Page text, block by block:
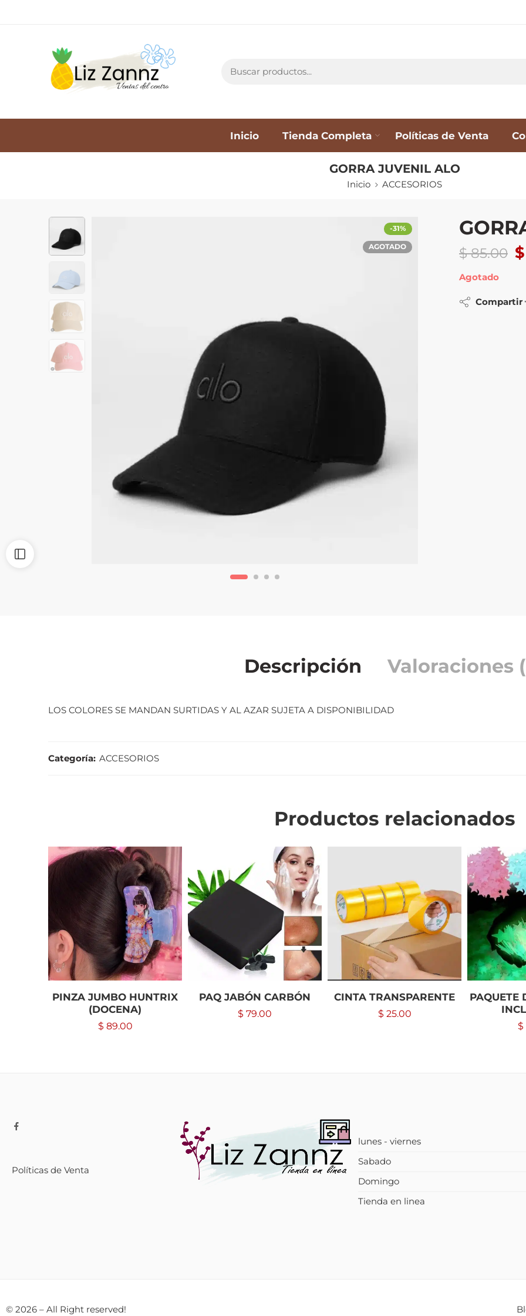
Inicio Tienda Completa Políticas de Venta
GORRA JUVENIL ALO
Inicio ACCESORIOS
-31%
AGOTADO $85.00 $
Agotado
Compartir
Descripción Valoraciones
LOS COLORES SE MANDAN SURTIDAS Y AL AZAR SUJETA A DISPONIBILIDAD
Categoría: ACCESORIOS
Productos relacionados
PINZA JUMBO HUNTRIX
(DOCENA)
$ 89.00
PAQ JABÓN CARBÓN
$ 79.00
CINTA TRANSPARENTE
$ 25.00
PAQUETE
$
Políticas de Venta
lunes - viernes
Sabado
Domingo
Tienda en linea
© 2026 – All Right reserved!